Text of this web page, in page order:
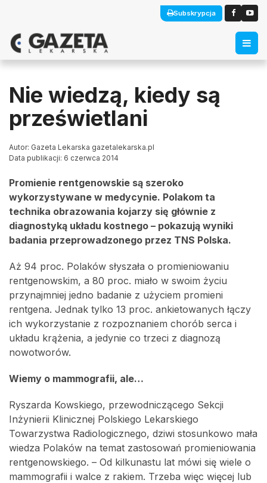
Subskrypcja
Nie wiedzą, kiedy są
prześwietlani
Autor: Gazeta Lekarska gazetalekarska.pl
Data publikacji: 6 czerwca 2014
Promienie rentgenowskie są szeroko
wykorzystywane w medycynie. Polakom ta
technika obrazowania kojarzy się głównie z
diagnostyką układu kostnego – pokazują wyniki
badania przeprowadzonego przez TNS Polska.
Aż 94 proc. Polaków słyszała o promieniowaniu
rentgenowskim, a 80 proc. miało w swoim życiu
przynajmniej jedno badanie z użyciem promieni
rentgena. Jednak tylko 13 proc. ankietowanych łączy
ich wykorzystanie z rozpoznaniem chorób serca i
układu krążenia, a jedynie co trzeci z diagnozą
nowotworów.
Wiemy o mammografii, ale…
Ryszarda Kowskiego, przewodniczącego Sekcji
Inżynierii Klinicznej Polskiego Lekarskiego
Towarzystwa Radiologicznego, dziwi stosunkowo mała
wiedza Polaków na temat zastosowań promieniowania
rentgenowskiego. – Od kilkunastu lat mówi się wiele o
mammografii i walce z rakiem. Trzeba więc więcej lub